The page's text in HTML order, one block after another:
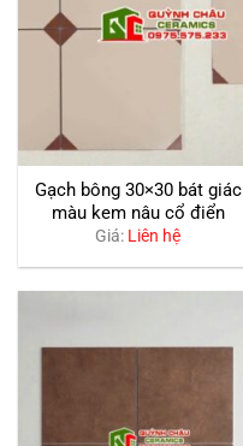
Gạch bông 30×30 bát giác
màu kem nâu cổ điển
Giá: Liên hệ